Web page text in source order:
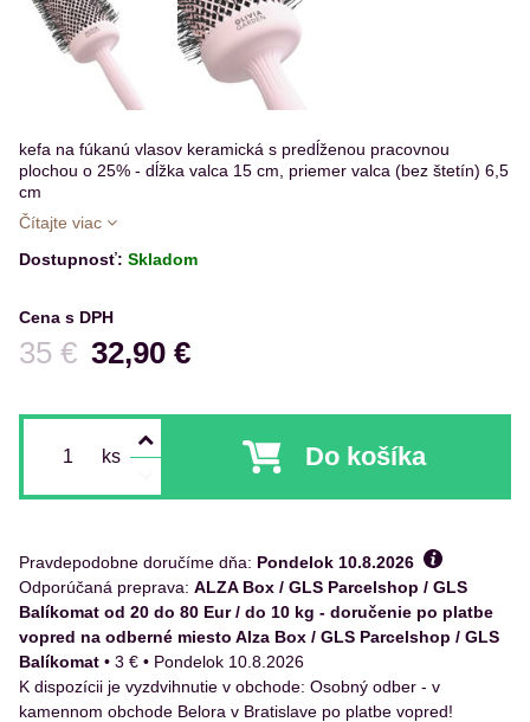
kefa na fúkanú vlasov keramická s predĺženou pracovnou
plochou o 25% - dĺžka valca 15 cm, priemer valca (bez štetín) 6,5
cm
Čítajte viac
Dostupnosť: Skladom
Cena s DPH
32,90 €
Pred zľavou:
35 €
ks Do košíka
Pravdepodobne doručíme dňa: Pondelok 10.8.2026
ALZA Box / GLS Parcelshop / GLS
Balíkomat od 20 do 80 Eur / do 10 kg - doručenie po platbe
vopred na odberné miesto Alza Box / GLS Parcelshop / GLS
Balíkomat • 3 € • Pondelok 10.8.2026
Osobný odber - v
kamennom obchode Belora v Bratislave po platbe vopred!